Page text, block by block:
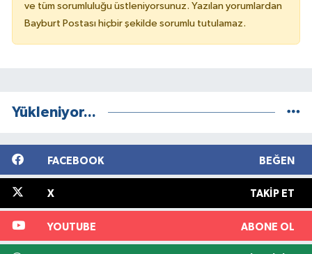
ve tüm sorumluluğu üstleniyorsunuz. Yazılan yorumlardan
Bayburt Postası hiçbir şekilde sorumlu tutulamaz.
Yükleniyor...
FACEBOOK BEĞEN
X TAKIP ET
YOUTUBE ABONE OL